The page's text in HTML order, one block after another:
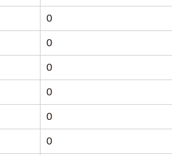
0
0
0
0
0
0